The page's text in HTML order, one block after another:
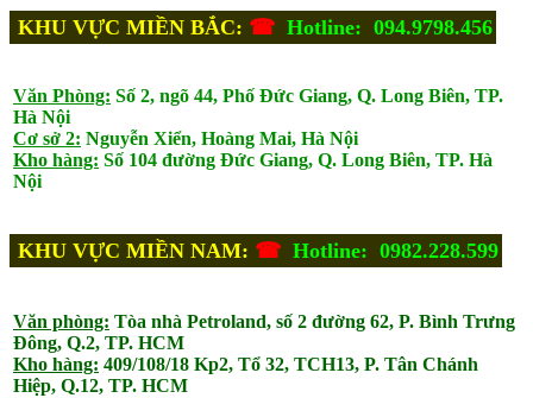
KHU VỰC MIỀN BẮC: ☎ Hotline: 094.9798.456
Văn Phòng: Số 2, ngõ 44, Phố Đức Giang, Q. Long Biên, TP.
Hà Nội
Cơ sở 2: Nguyễn Xiển, Hoàng Mai, Hà Nội
Kho hàng: Số 104 đường Đức Giang, Q. Long Biên, TP. Hà
Nội
KHU VỰC MIỀN NAM: ☎ Hotline: 0982.228.599
Văn phòng: Tòa nhà Petroland, số 2 đường 62, P. Bình Trưng
Đông, Q.2, TP. HCM
Kho hàng: 409/108/18 Kp2, Tổ 32, TCH13, P. Tân Chánh
Hiệp, Q.12, TP. HCM